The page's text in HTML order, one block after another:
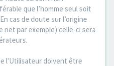
que l’homme seul soit
cas de doute sur l’origine
net par exemple) celle-ci sera
l'Utilisateur doivent être